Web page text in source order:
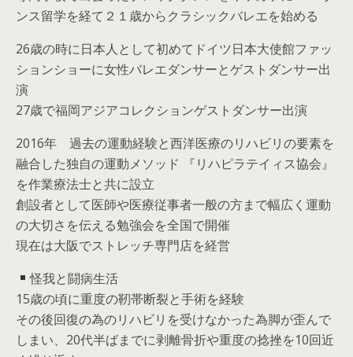
ンス留学を経て２１歳からクラシックバレエを始める
26歳の時に日本人として初めてドイツ日本大使館ファッ
ションショーに女性バレエダンサーとゲストダンサー出
演
27歳で福岡アジアコレクションゲストダンサー出演
2016年 過去の運動経験と西洋医療のリハビリの要素を
融合した独自の運動メソッド 『リハピラテイィス協会』
を作業療法士と共に設立
創設者として医師や医療従事者一般の方まで幅広く運動
の大切さを伝える勉強会を全国で開催
現在は大阪でストレッチ専門店を経営
怪我と闘病生活
15歳の頃に重度の靭帯断裂と手術を経験
その後回復の為のリハビリを受けなかった為脚が歪んで
しまい、20代半ばまでに剥離骨折や重度の捻挫を10回近